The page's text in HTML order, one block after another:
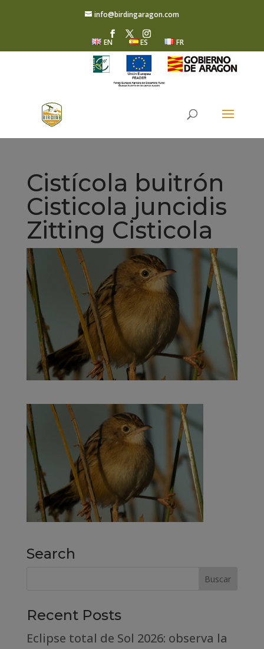
info@birdingaragon.com
EN ES FR
Cistícola buitrón
Cisticola juncidis
Zitting Cisticola
Search
Recent Posts
Eclipse total de Sol 2026: observa la